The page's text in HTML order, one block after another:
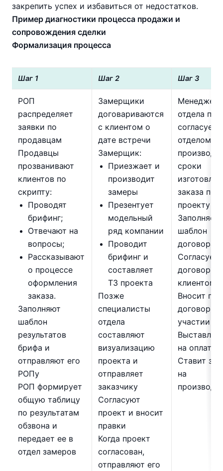
закрепить успех и избавиться от недостатков.
Пример диагностики процесса продажи и
сопровождения сделки
Формализация процесса
Шаг 1 Шаг 2 Шаг 3
РОП
распределяет
заявки по
продавцам
Продавцы
прозванивают
клиентов по
скрипту:
Проводят
брифинг;
Отвечают на
вопросы;
Рассказывают
о процессе
оформления
заказа.
Заполняют
шаблон
результатов
брифа и
отправляют его
РОПу
РОП формирует
общую таблицу
по результатам
обзвона и
передает ее в
отдел замеров
Замерщики
договариваются
с клиентом о
дате встречи
Замерщик:
Приезжает и
производит
замеры
Презентует
модельный
ряд компании
Проводит
брифинг и
составляет
ТЗ проекта
Позже
специалисты
отдела
составляют
визуализацию
проекта и
отправляет
заказчику
Согласуют
проект и вносит
правки
Когда проект
согласован,
отправляют его
Менеджер
отдела
согласует
отделом
сроки
заказа по
проекту
Заполняет
шаблон
договора
Согласует
договор с
клиентом
Вносит
договор
участии
на оплату
Ставит
на